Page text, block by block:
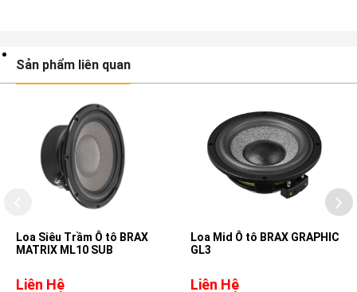
Sản phẩm liên quan
Loa Siêu Trầm Ô tô BRAX
MATRIX ML10 SUB
Liên Hệ
Loa Mid Ô tô BRAX GRAPHIC
GL3
Liên Hệ